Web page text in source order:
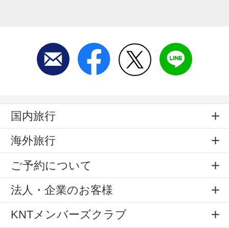
国内旅行
海外旅行
ご予約について
法人・企業のお客様
KNTメンバーズクラブ